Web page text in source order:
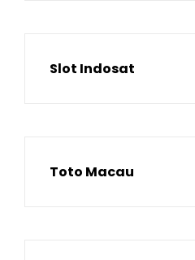
Slot Indosat
Toto Macau